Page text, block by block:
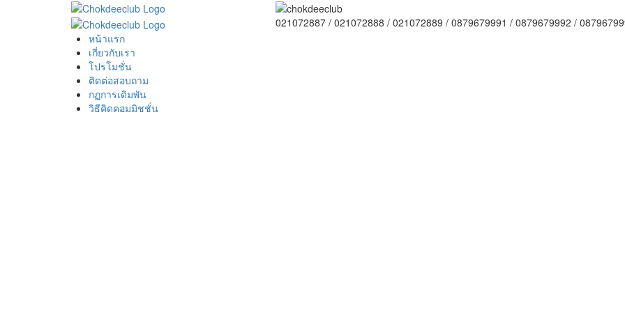
021072887 / 021072888 / 021072889 / 0879679991 / 0879679992 /
หน้าแรก
เกี่ยวกับเรา
โปรโมชั่น
ติดต่อสอบถาม
กฏการเดิมพัน
วิธีคิดคอมมิชชั่น